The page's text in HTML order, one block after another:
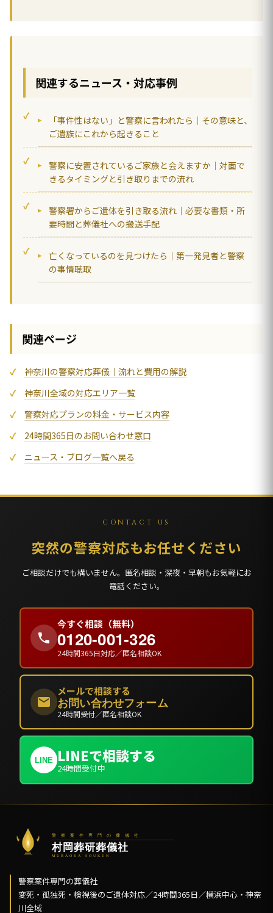
関連するニュース・対応事例
「事件性はない」と警察に言われたら｜その意味と、
ご遺族にこれから起きること
警察に安置されているご家族と会えますか｜対面で
きるタイミングと引き取りまでの流れ
警察署からご遺体を引き取る流れ｜必要な書類・所
要時間と葬儀社への搬送手配
亡くなっているのを見つけたら｜第一発見者と警察
の事情聴取
関連ページ
神奈川の警察対応葬儀｜流れと費用の解説
神奈川全域の対応エリア一覧
警察対応プランの料金・サービス内容
24時間365日のお問い合わせ窓口
ニュース・ブログ一覧へ戻る
CONTACT US
突然の警察対応もお任せください
ご相談だけでも構いません。匿名相談・深夜・早朝もお気軽にお
電話ください。
今すぐ相談（無料）
0120-001-326
24時間365日対応／匿名相談OK
メールで相談する
お問い合わせフォーム
24時間受付／匿名相談OK
LINE LINEで相談する
24時間受付中
警察案件専門の葬儀社
変死・孤独死・検視後のご遺体対応／24時間365日／横浜中心・神奈
川全域